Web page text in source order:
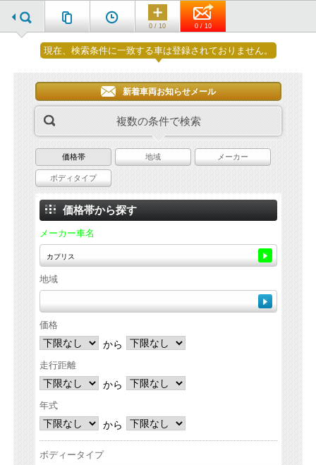
0 / 10 0 / 10
現在、検索条件に一致する車は登録されておりません。
新着車両お知らせメール
複数の条件で検索
価格帯 地域 メーカー
ボディタイプ
価格帯から探す
メーカー車名
地域
価格
から
走行距離
から
年式
から
ボディータイプ